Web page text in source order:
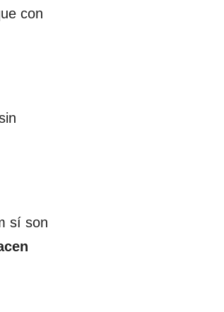
con
sí son